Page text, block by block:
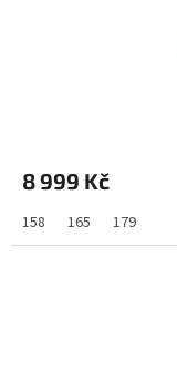
8 999 Kč
158 165 179